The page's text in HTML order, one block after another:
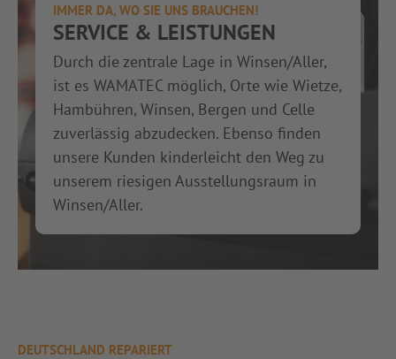
KontaktIMMER DA, WO SIE UNS BRAUCHEN!
SERVICE & LEISTUNGEN
Durch die zentrale Lage in Winsen/Aller,
ist es WAMATEC möglich, Orte wie Wietze,
Hambühren, Winsen, Bergen und Celle
zuverlässig abzudecken. Ebenso finden
unsere Kunden kinderleicht den Weg zu
unserem riesigen Ausstellungsraum in
Winsen/Aller.
DEUTSCHLAND REPARIERT